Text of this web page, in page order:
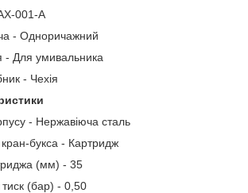
001-A
- Одноричажний
- Для умивальника
- Чехія
- Нержавіюча сталь
букса - Картридж
(мм) - 35
(бар) - 0,50